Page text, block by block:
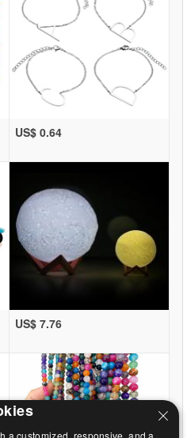
US$ 0.64
US$ 7.76
a customized, responsive, and a